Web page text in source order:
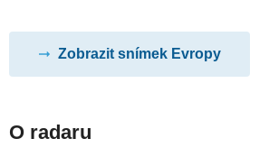
Zobrazit snímek Evropy
O radaru